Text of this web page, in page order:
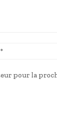
pour la